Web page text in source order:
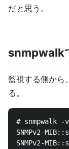
だと思う。
snmpwalk
監視する側から
る。
# snmpwalk
SNMPv2-
SNMPv2-